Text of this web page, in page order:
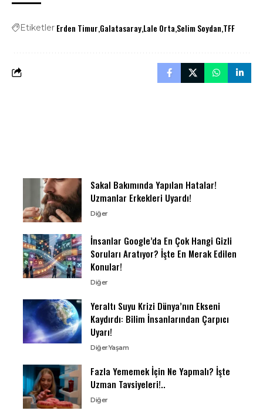
Etiketler Erden Timur GalatasarayLale Orta Selim Soydan TFF
Sakal Bakımında Yapılan Hatalar!
Uzmanlar Erkekleri Uyardı!
Diğer
İnsanlar Google’da En Çok Hangi Gizli
Soruları Aratıyor? İşte En Merak Edilen
Konular!
Diğer
Yeraltı Suyu Krizi Dünya’nın Ekseni
Kaydırdı: Bilim İnsanlarından Çarpıcı
Uyarı!
DiğerYaşam
Fazla Yememek İçin Ne Yapmalı? İşte
Uzman Tavsiyeleri!..
Diğer